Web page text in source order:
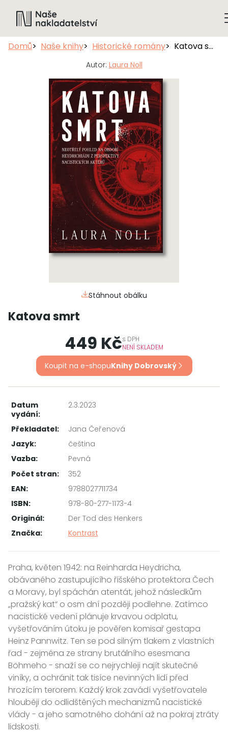
Domů Naše knihy Historické romány Katova smrt
Autor: Laura Noll
Stáhnout obálku
Katova smrt
449 Kčs DPH
NENÍ SKLADEM
Koupit na e-shopuKnihy Dobrovský
Datum
vydání:
2.3.2023
Překladatel:
Jana Čeřenová
Jazyk:
čeština
Vazba:
Pevná
Počet stran:
352
EAN:
9788027711734
ISBN:
978-80-277-1173-4
Originál:
Der Tod des Henkers
Značka:
Kontrast
Praha, květen 1942: na Reinharda Heydricha,
obávaného zastupujícího říšského protektora Čech
a Moravy, byl spáchán atentát, jehož následkům
„pražský kat“ o osm dní později podlehne. Zatímco
nacistické vedení plánuje krvavou odplatu,
vyšetřováním útoku je pověřen komisař gestapa
Heinz Pannwitz. Ten se pod silným tlakem z vlastních
řad - zejména ze strany brutálního esesmana
Böhmeho - snaží se co nejrychleji najít skutečné
viníky, a ochránit tak tisíce nevinných lidí před
hrozícím terorem. Každý krok zavádí vyšetřovatele
hlouběji do odlidštěných mechanizmů nacistické
vlády - a jeho samotného dohání až na pokraj ztráty
lidskosti.